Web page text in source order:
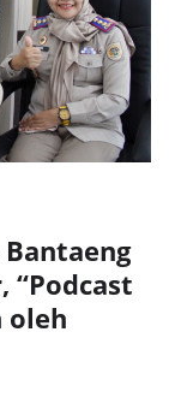
“Podcast
oleh